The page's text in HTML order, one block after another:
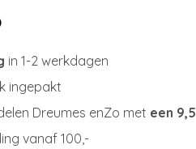
in 1-2 werkdagen
ingepakt
Dreumes enZo met een 9,5
vanaf 100,-